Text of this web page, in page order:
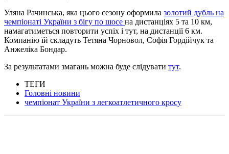
Уляна Рачинська, яка цього сезону оформила золотий дубль на
чемпіонаті України з бігу по шосе на дистанціях 5 та 10 км,
намагатиметься повторити успіх і тут, на дистанції 6 км.
Компанію їй складуть Тетяна Чорновол, Софія Гордійчук та
Анжеліка Бондар.
За результатами змагань можна буде слідувати тут.
ТЕГИ
Головні новини
чемпіонат України з легкоатлетичного кросу